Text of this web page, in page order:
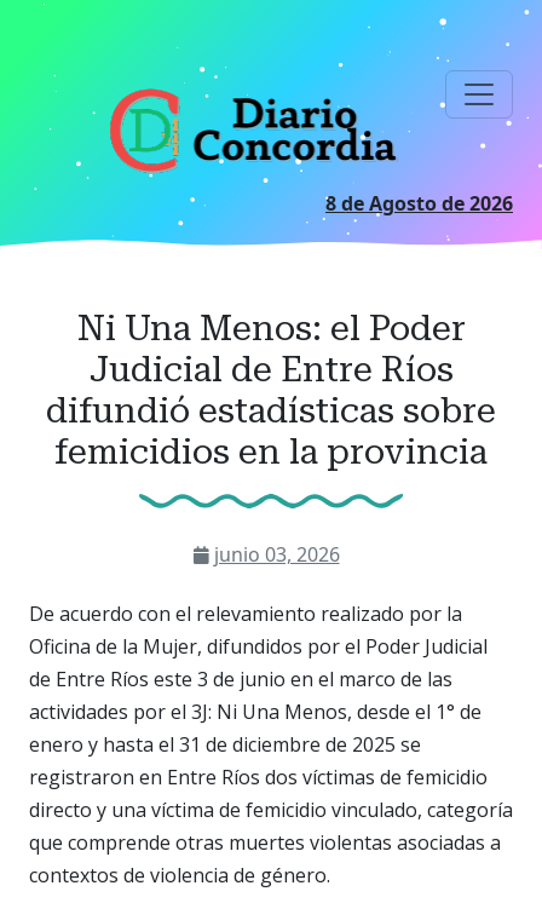
contenido
principal
8 de Agosto de 2026
Ni Una Menos: el Poder
Judicial de Entre Ríos
difundió estadísticas sobre
femicidios en la provincia
junio 03, 2026
De acuerdo con el relevamiento realizado por la
Oficina de la Mujer, difundidos por el Poder Judicial
de Entre Ríos este 3 de junio en el marco de las
actividades por el 3J: Ni Una Menos, desde el 1° de
enero y hasta el 31 de diciembre de 2025 se
registraron en Entre Ríos dos víctimas de femicidio
directo y una víctima de femicidio vinculado, categoría
que comprende otras muertes violentas asociadas a
contextos de violencia de género.